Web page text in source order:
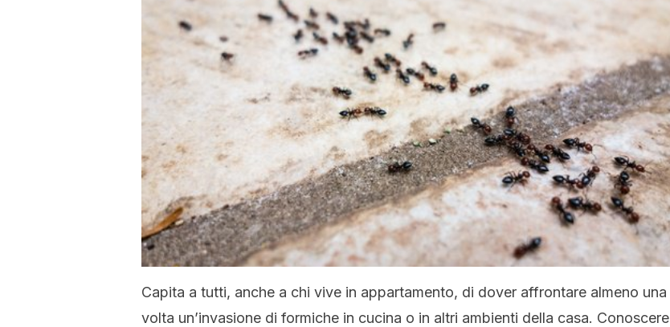
Capita a tutti, anche a chi vive in appartamento, di dover affrontare almeno una
volta un’invasione di formiche in cucina o in altri ambienti della casa. Conoscere